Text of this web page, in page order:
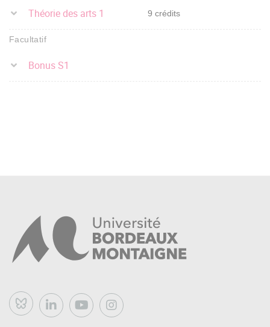
Théorie des arts 1 9 crédits
Facultatif
Bonus S1
Bluesky